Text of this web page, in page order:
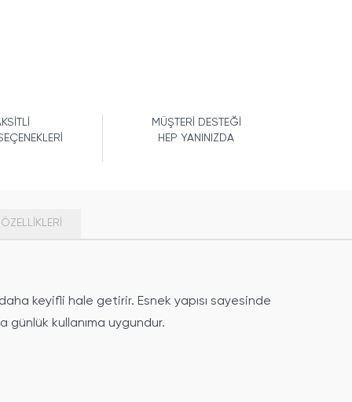
MÜŞTERİ DESTEĞİ
HEP YANINIZDA
keyifli hale getirir. Esnek yapısı sayesinde
günlük kullanıma uygundur.